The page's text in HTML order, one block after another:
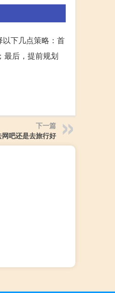
下几点策略：首
最后，提前规划
下一篇
吧还是去旅行好